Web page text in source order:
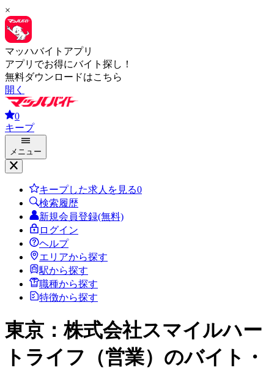
×
マッハバイトアプリ
アプリでお得にバイト探し！
無料ダウンロードはこちら
開く
0
キープ
メニュー
キープした求人を見る0
検索履歴
新規会員登録(無料)
ログイン
ヘルプ
エリアから探す
駅から探す
職種から探す
特徴から探す
東京：株式会社スマイルハー
トライフ（営業）のバイト・